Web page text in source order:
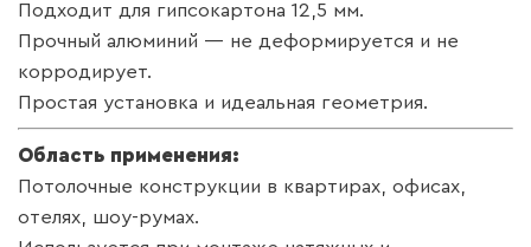
Подходит для гипсокартона 12,5 мм.
Прочный алюминий — не деформируется и не
корродирует.
Простая установка и идеальная геометрия.
Область применения:
Потолочные конструкции в квартирах, офисах,
отелях, шоу-румах.